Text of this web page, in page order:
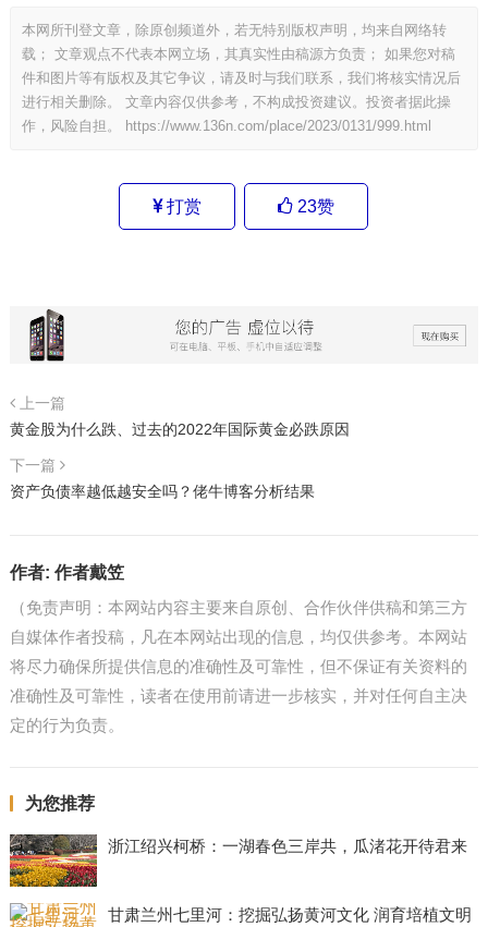
本网所刊登文章，除原创频道外，若无特别版权声明，均来自网络转
载； 文章观点不代表本网立场，其真实性由稿源方负责； 如果您对稿
件和图片等有版权及其它争议，请及时与我们联系，我们将核实情况后
进行相关删除。 文章内容仅供参考，不构成投资建议。投资者据此操
作，风险自担。
https://www.136n.com/place/2023/0131/999.html
打赏 23赞
上一篇
黄金股为什么跌、过去的2022年国际黄金必跌原因
下一篇
资产负债率越低越安全吗？佬牛博客分析结果
作者: 作者戴笠
（免责声明：本网站内容主要来自原创、合作伙伴供稿和第三方
自媒体作者投稿，凡在本网站出现的信息，均仅供参考。本网站
将尽力确保所提供信息的准确性及可靠性，但不保证有关资料的
准确性及可靠性，读者在使用前请进一步核实，并对任何自主决
定的行为负责。
为您推荐
浙江绍兴柯桥：一湖春色三岸共，瓜渚花开待君来
甘肃兰州七里河：挖掘弘扬黄河文化 润育培植文明